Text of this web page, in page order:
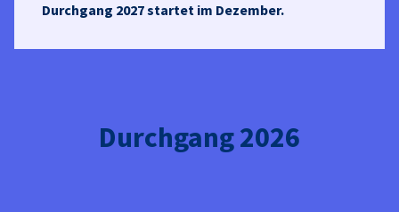
Durchgang 2027 startet im Dezember.
Durchgang 2026